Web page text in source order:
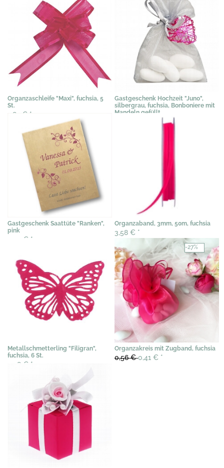
Organzaschleife "Maxi", fuchsia, 5
St.
2,82 € *
Gastgeschenk Hochzeit "Juno",
silbergrau, fuchsia, Bonboniere mit
Mandeln gefüllt
Gastgeschenk Saattüte "Ranken",
pink
3,07 € *
Organzaband, 3mm, 50m, fuchsia
3,58 € *
Metallschmetterling "Filigran",
fuchsia, 6 St.
3,58 € *
-27%
Organzakreis mit Zugband, fuchsia
0,56 €0,41 € *